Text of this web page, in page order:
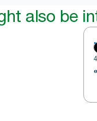
also be